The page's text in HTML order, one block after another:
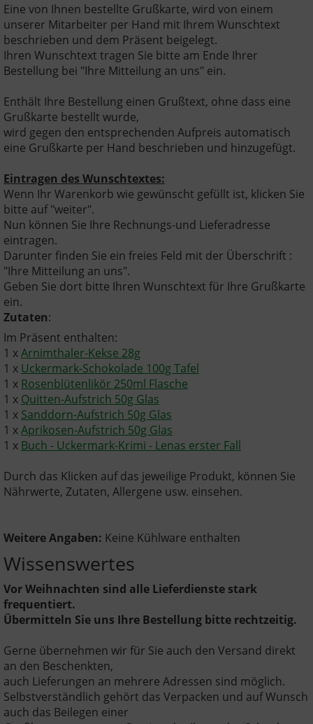
Eine von Ihnen bestellte Grußkarte, wird von einem
unserer Mitarbeiter per Hand mit Ihrem Wunschtext
beschrieben und dem Präsent beigelegt.
Ihren Wunschtext tragen Sie bitte am Ende Ihrer
Bestellung bei "Ihre Mitteilung an uns" ein.
Enthält Ihre Bestellung einen Grußtext, ohne dass eine
Grußkarte bestellt wurde,
wird gegen den entsprechenden Aufpreis automatisch
eine Grußkarte per Hand beschrieben und hinzugefügt.
Eintragen des Wunschtextes:
Wenn Ihr Warenkorb wie gewünscht gefüllt ist, klicken Sie
bitte auf "weiter".
Nun können Sie Ihre Rechnungs-und Lieferadresse
eintragen.
Darunter finden Sie ein freies Feld mit der Überschrift :
"Ihre Mitteilung an uns".
Geben Sie dort bitte Ihren Wunschtext für Ihre Grußkarte
ein.
Zutaten:
Im Präsent enthalten:
1 xArnimthaler-Kekse 28g
1 x Uckermark-Schokolade 100g Tafel
1 x Rosenblütenlikör 250ml Flasche
1 x Quitten-Aufstrich 50g Glas
1 x Sanddorn-Aufstrich 50g Glas
1 xAprikosen-Aufstrich 50g Glas
1 x Buch - Uckermark-Krimi - Lenas erster Fall
Durch das Klicken auf das jeweilige Produkt, können Sie
Nährwerte, Zutaten, Allergene usw. einsehen.
Weitere Angaben: Keine Kühlware enthalten
Wissenswertes
Vor Weihnachten sind alle Lieferdienste stark
frequentiert.
Übermitteln Sie uns Ihre Bestellung bitte rechtzeitig.
Gerne übernehmen wir für Sie auch den Versand direkt
an den Beschenkten,
auch Lieferungen an mehrere Adressen sind möglich.
Selbstverständlich gehört das Verpacken und auf Wunsch
auch das Beilegen einer